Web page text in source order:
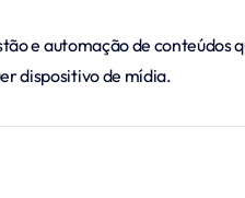
e automação de conteúdos
dispositivo de mídia.